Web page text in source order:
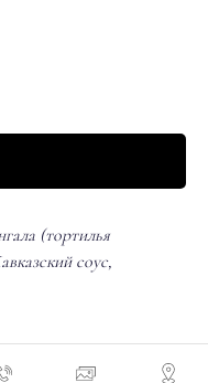
(тортилья
соус,